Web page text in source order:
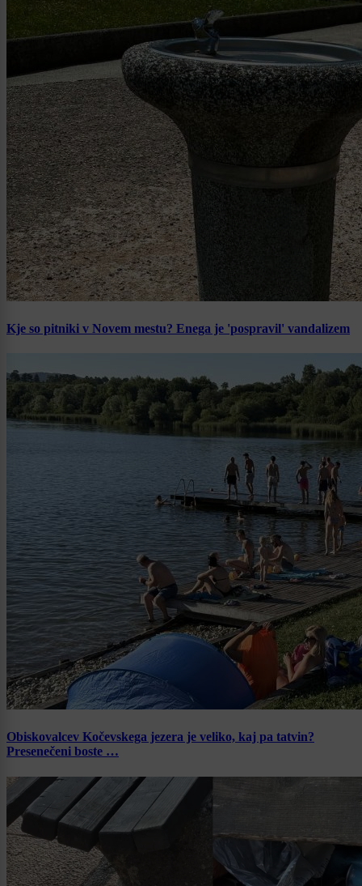
Kje so pitniki v Novem mestu? Enega je 'pospravil' vandalizem
Obiskovalcev Kočevskega jezera je veliko, kaj pa tatvin?
Presenečeni boste …